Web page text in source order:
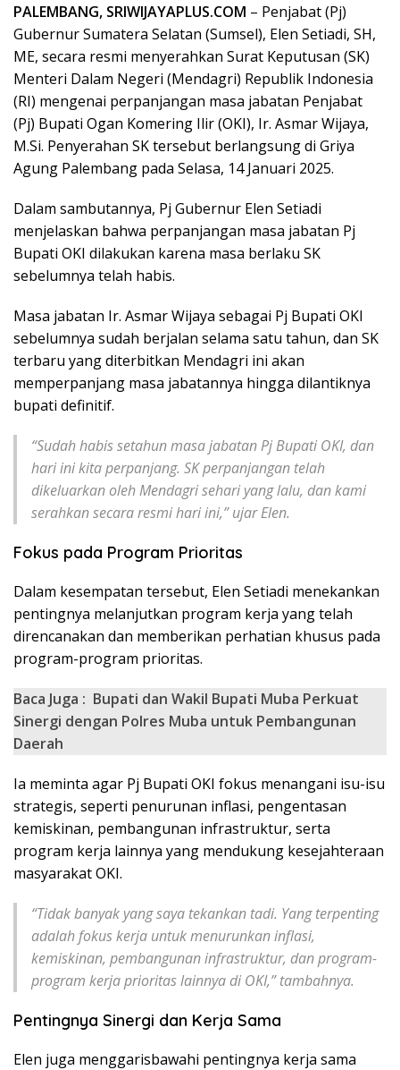
PALEMBANG, SRIWIJAYAPLUS.COM – Penjabat (Pj)
Gubernur Sumatera Selatan (Sumsel), Elen Setiadi, SH,
ME, secara resmi menyerahkan Surat Keputusan (SK)
Menteri Dalam Negeri (Mendagri) Republik Indonesia
(RI) mengenai perpanjangan masa jabatan Penjabat
(Pj) Bupati Ogan Komering Ilir (OKI), Ir. Asmar Wijaya,
M.Si. Penyerahan SK tersebut berlangsung di Griya
Agung Palembang pada Selasa, 14 Januari 2025.
Dalam sambutannya, Pj Gubernur Elen Setiadi
menjelaskan bahwa perpanjangan masa jabatan Pj
Bupati OKI dilakukan karena masa berlaku SK
sebelumnya telah habis.
Masa jabatan Ir. Asmar Wijaya sebagai Pj Bupati OKI
sebelumnya sudah berjalan selama satu tahun, dan SK
terbaru yang diterbitkan Mendagri ini akan
memperpanjang masa jabatannya hingga dilantiknya
bupati definitif.
“Sudah habis setahun masa jabatan Pj Bupati OKI, dan
hari ini kita perpanjang. SK perpanjangan telah
dikeluarkan oleh Mendagri sehari yang lalu, dan kami
serahkan secara resmi hari ini,” ujar Elen.
Fokus pada Program Prioritas
Dalam kesempatan tersebut, Elen Setiadi menekankan
pentingnya melanjutkan program kerja yang telah
direncanakan dan memberikan perhatian khusus pada
program-program prioritas.
Baca Juga : Bupati dan Wakil Bupati Muba Perkuat
Sinergi dengan Polres Muba untuk Pembangunan
Daerah
Ia meminta agar Pj Bupati OKI fokus menangani isu-isu
strategis, seperti penurunan inflasi, pengentasan
kemiskinan, pembangunan infrastruktur, serta
program kerja lainnya yang mendukung kesejahteraan
masyarakat OKI.
“Tidak banyak yang saya tekankan tadi. Yang terpenting
adalah fokus kerja untuk menurunkan inflasi,
kemiskinan, pembangunan infrastruktur, dan program-
program kerja prioritas lainnya di OKI,” tambahnya.
Pentingnya Sinergi dan Kerja Sama
Elen juga menggarisbawahi pentingnya kerja sama